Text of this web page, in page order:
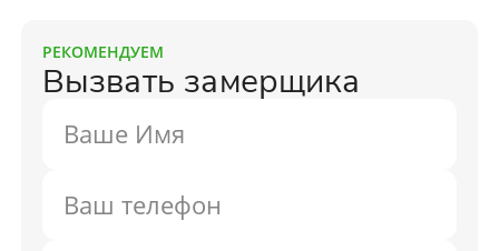
РЕКОМЕНДУЕМ
Вызвать замерщика